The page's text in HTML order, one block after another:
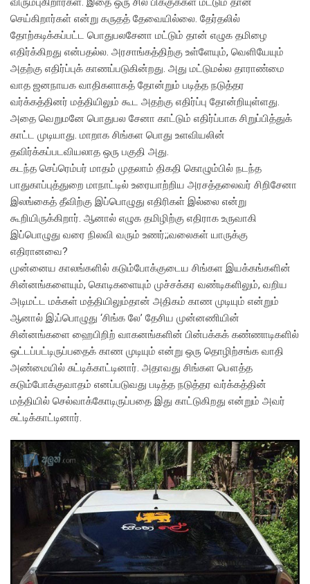
செய்கிறார்கள் என்று கருதத் தேவையில்லை. தேர்தலில்
தோற்கடிக்கப்பட்ட பொதுபலசேனா மட்டும் தான் எழுக தமிழை
எதிர்க்கிறது என்பதல்ல. அரசாங்கத்திற்கு உள்ளேயும், வெளியேயும்
அதற்கு எதிர்ப்புக் காணப்படுகின்றது. அது மட்டுமல்ல தாராண்மை
வாத ஜனநாயக வாதிகளாகத் தோன்றும் படித்த நடுத்தர
வர்க்கத்தினர் மத்தியிலும் கூட அதற்கு எதிர்ப்பு தோன்றியுள்ளது.
அதை வெறுமனே பொதுபல சேனா காட்டும் எதிர்ப்பாக சிறுப்பித்துக்
காட்ட முடியாது. மாறாக சிங்கள பொது உளவியலின்
தவிர்க்கப்படவியலாத ஒரு பகுதி அது.
கடந்த செப்ரெம்பர் மாதம் முதலாம் திகதி கொழும்பில் நடந்த
பாதுகாப்புத்துறை மாநாட்டில் உரையாற்றிய அரசத்தலைவர் சிறிசேனா
இலங்கைத் தீவிற்கு இப்பொழுது எதிரிகள் இல்லை என்று
கூறியிருக்கிறார். ஆனால் எழுக தமிழிற்கு எதிராக உருவாகி
இப்பொழுது வரை நிலவி வரும் உணர்;;வலைகள் யாருக்கு
எதிரானவை?
முன்னைய காலங்களில் கடும்போக்குடைய சிங்கள இயக்கங்களின்
சின்னங்களையும், கொடிகளையும் முச்சக்கர வண்டிகளிலும், வறிய
அடிமட்ட மக்கள் மத்தியிலும்தான் அதிகம் காண முடியும் என்றும்
ஆனால் இ;ப்பொழுது ‘சிங்க லே’ தேசிய முன்னணியின்
சின்னங்களை ஹைபிறிற் வாகனங்களின் பின்பக்கக் கண்ணாடிகளில்
ஒட்டப்பட்டிருப்பதைக் காண முடியும் என்று ஒரு தொழிற்சங்க வாதி
அண்மையில் சுட்டிக்காட்டினார். அதாவது சிங்கள பௌத்த
கடும்போக்குவாதம் எனப்படுவது படித்த நடுத்தர வர்க்கத்தின்
மத்தியில் செல்வாக்கோடிருப்பதை இது காட்டுகிறது என்றும் அவர்
சுட்டிக்காட்டினார்.